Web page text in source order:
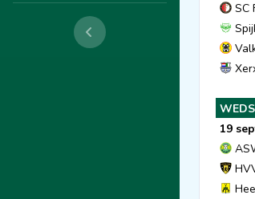
SC
19